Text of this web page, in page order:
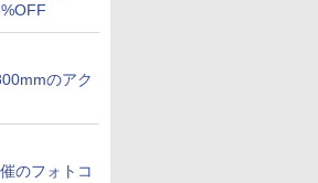
のアク
のフォトコ